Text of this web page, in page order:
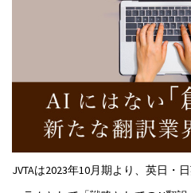
JVTAは2023年10月期より、英日・